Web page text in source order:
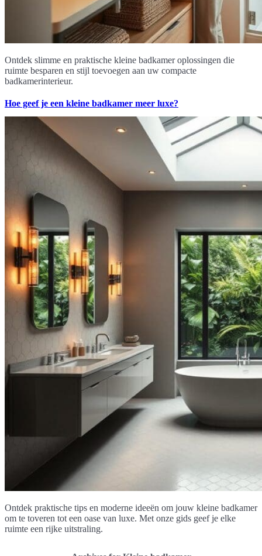
Ontdek slimme en praktische kleine badkamer oplossingen die
ruimte besparen en stijl toevoegen aan uw compacte
badkamerinterieur.
Hoe geef je een kleine badkamer meer luxe?
Ontdek praktische tips en moderne ideeën om jouw kleine badkamer
om te toveren tot een oase van luxe. Met onze gids geef je elke
ruimte een rijke uitstraling.